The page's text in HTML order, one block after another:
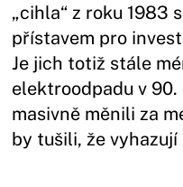
„cihla“ z roku 1983
přístavem pro
Je jich totiž stále
elektroodpadu v
masivně měnili za
by tušili, že